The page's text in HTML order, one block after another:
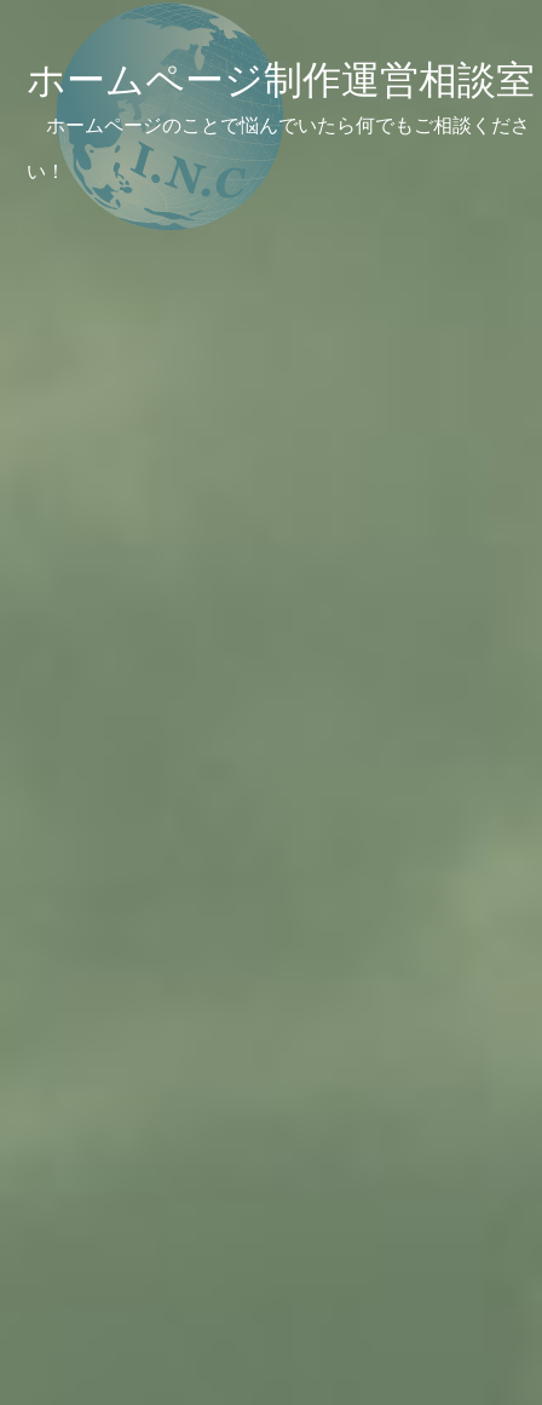
ホームページ制作運営相談室
ホームページのことで悩んでいたら何でもご相談くださ
い！